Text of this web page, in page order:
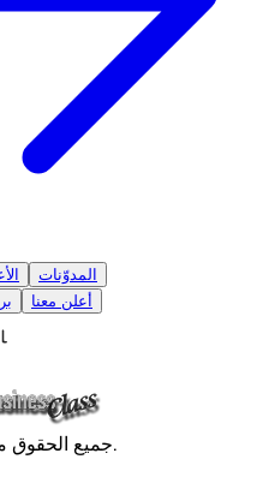
المدوّنات
أعلن معنا
© 2026 PUT-IT-ON. جميع الحقوق محفوظة.